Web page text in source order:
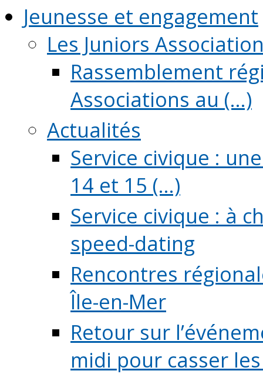
Jeunesse et engagement
Les Juniors
Rassemblement
Associations au (...)
Actualités
Service civique :
14 et 15 (...)
Service civique : à
speed-dating
Rencontres
Île-en-Mer
Retour sur
midi pour casser les